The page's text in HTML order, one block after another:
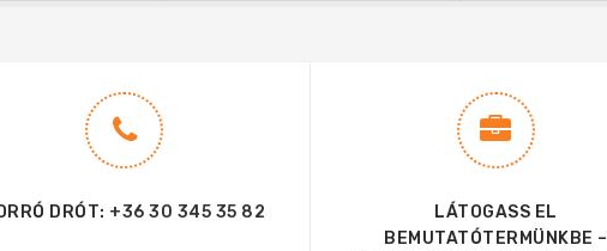
DRÓT: +36 30 345 35 82
LÁTOGASS EL
BEMUTATÓTERMÜNKBE –